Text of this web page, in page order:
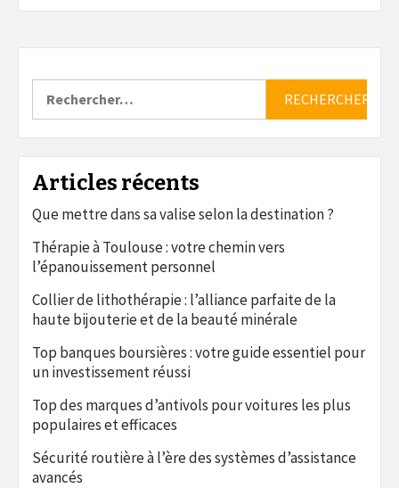
Articles récents
Que mettre dans sa valise selon la destination ?
Thérapie à Toulouse : votre chemin vers
l’épanouissement personnel
Collier de lithothérapie : l’alliance parfaite de la
haute bijouterie et de la beauté minérale
Top banques boursières : votre guide essentiel pour
un investissement réussi
Top des marques d’antivols pour voitures les plus
populaires et efficaces
Sécurité routière à l’ère des systèmes d’assistance
avancés